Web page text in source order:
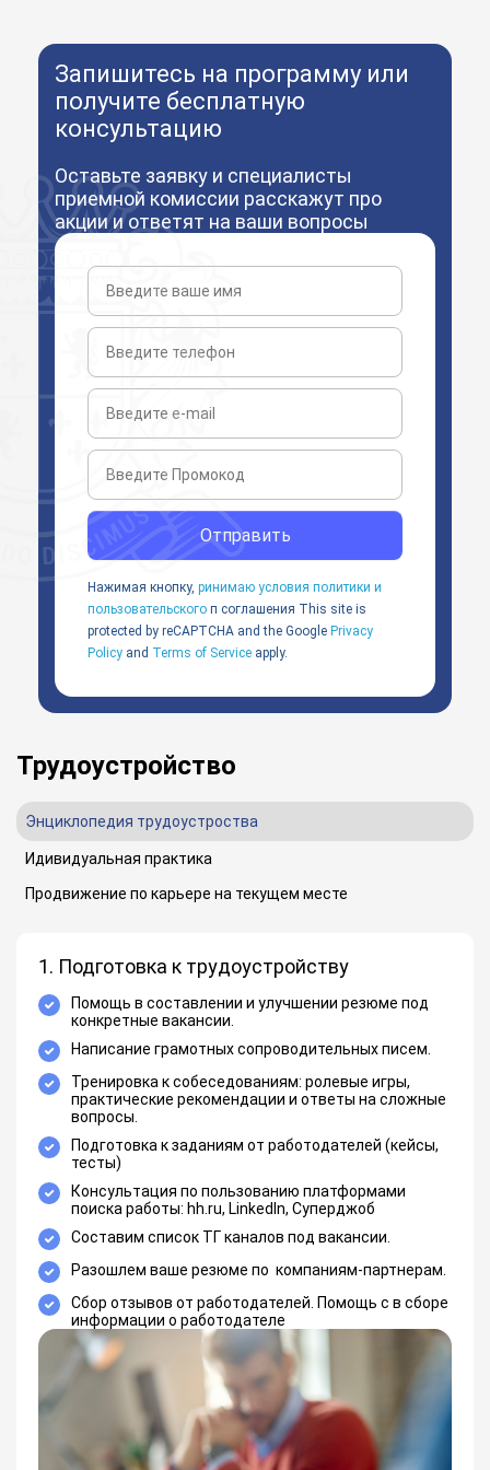
Запишитесь на программу или
получите бесплатную
консультацию
Оставьте заявку и специалисты
приемной комиссии расскажут про
акции и ответят на ваши вопросы
Отправить
Нажимая кнопку, ринимаю условия политики и
пользовательского п соглашения This site is
protected by reCAPTCHA and the Google Privacy
Policy and Terms of Service apply.
Трудоустройство
Энциклопедия трудоустроства
Идивидуальная практика
Продвижение по карьере на текущем месте
1. Подготовка к трудоустройству
Помощь в составлении и улучшении резюме под
конкретные вакансии.
Написание грамотных сопроводительных писем.
Тренировка к собеседованиям: ролевые игры,
практические рекомендации и ответы на сложные
вопросы.
Подготовка к заданиям от работодателей (кейсы,
тесты)
Консультация по пользованию платформами
поиска работы: hh.ru, LinkedIn, Суперджоб
Составим список ТГ каналов под вакансии.
Разошлем ваше резюме по компаниям-партнерам.
Сбор отзывов от работодателей. Помощь с в сборе
информации о работодателе